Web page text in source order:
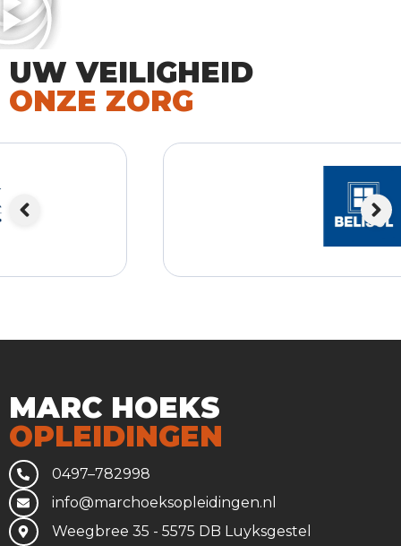
UW VEILIGHEID
ONZE ZORG
MARC HOEKS
OPLEIDINGEN
0497–782998
info@marchoeksopleidingen.nl
Weegbree 35 - 5575 DB Luyksgestel